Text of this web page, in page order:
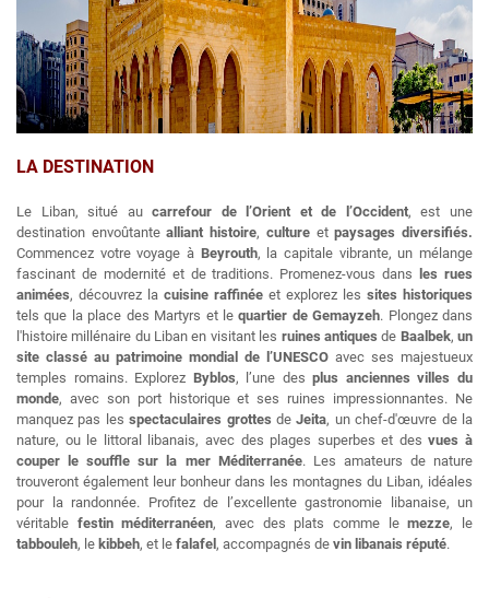
LA DESTINATION
Le Liban, situé aucarrefour de l’Orient et de l’Occident, est une
destination envoûtantealliant histoire, culture etpaysages diversifiés.
Commencez votre voyage à Beyrouth, la capitale vibrante, un mélange
fascinant de modernité et de traditions. Promenez-vous dans
les rues
animées, découvrez la cuisine raffinée et explorez les sites historiques
tels que la place des Martyrs et lequartier de Gemayzeh. Plongez dans
l'histoire millénaire du Liban en visitant les ruines antiquesde Baalbek,un
site classé au patrimoine mondial de l’UNESCO avec ses majestueux
temples romains. Explorez Byblos, l’une desplus anciennes villes du
monde, avec son port historique et ses ruines impressionnantes. Ne
manquez pas lesspectaculaires grottes deJeita, un chef-d'œuvre de la
nature, ou le littoral libanais, avec des plages superbes et desvues à
couper le souffle sur la mer Méditerranée. Les amateurs de nature
trouveront également leur bonheur dans les montagnes du Liban, idéales
pour la randonnée. Profitez de l’excellente gastronomie libanaise, un
véritable festin méditerranéen, avec des plats comme lemezze, le
tabbouleh, le kibbeh, et le falafel , accompagnés de vin libanais réputé.